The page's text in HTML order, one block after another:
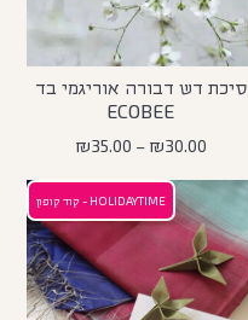
סיכת דש דבורה אוריגמי בד
ECOBEE
₪30.00
–
₪35.00
HOLIDAYTIME - קוד קופון